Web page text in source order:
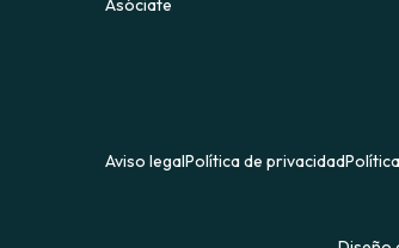
Asóciate
Aviso legalPolítica de privacidad